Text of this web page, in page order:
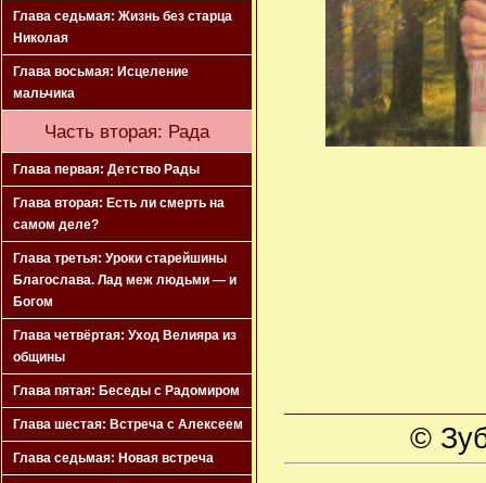
Глава седьмая: Жизнь без старца
Николая
Глава восьмая: Исцеление
мальчика
Часть вторая: Рада
Глава первая: Детство Рады
Глава вторая: Есть ли смерть на
самом деле?
Глава третья: Уроки старейшины
Благослава. Лад меж людьми — и
Богом
Глава четвёртая: Уход Велияра из
общины
Глава пятая: Беседы с Радомиром
Глава шестая: Встреча с Алексеем
Глава седьмая: Новая встреча
©